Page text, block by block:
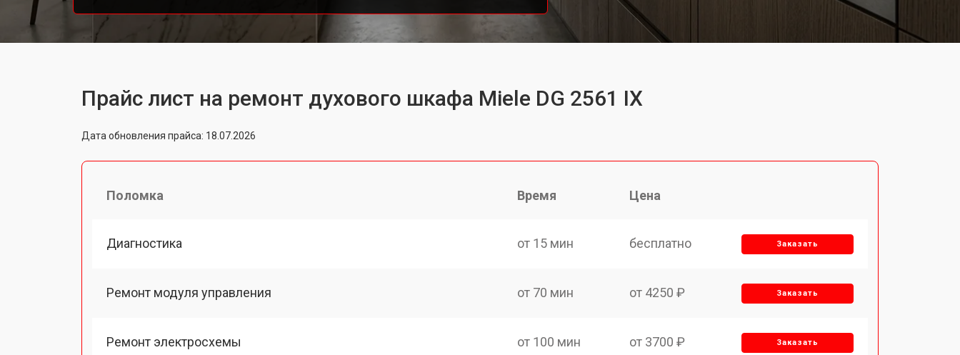
Прайс лист на ремонт духового шкафа Miele DG 2561 IX
Дата обновления прайса: 18.07.2026
Поломка Время Цена
Диагностика от 15 мин бесплатно Заказать
Ремонт модуля управления от 70 мин от 4250 ₽ Заказать
Ремонт электросхемы от 100 мин от 3700 ₽ Заказать